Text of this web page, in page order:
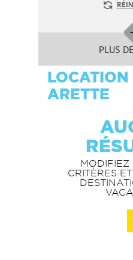
PLUS
ARETTE
MODIFIEZ
CRITÈRES